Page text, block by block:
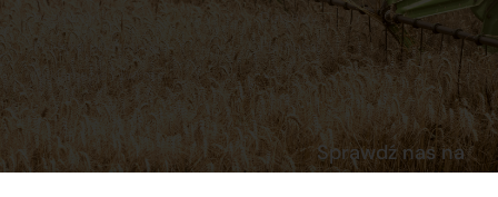
Regulamin
Polityka prywatności
Reklamacje i zwroty
Dostawy
Płatności
Sprawdź nas na